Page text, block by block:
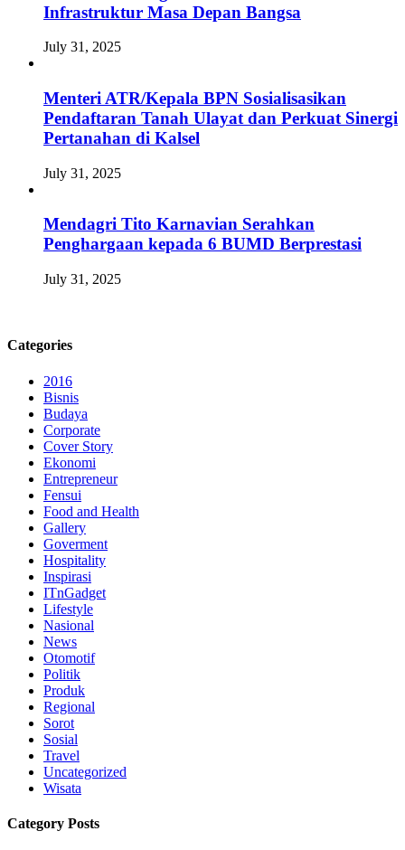
Infrastruktur Masa Depan Bangsa
July 31, 2025
Menteri ATR/Kepala BPN Sosialisasikan
Pendaftaran Tanah Ulayat dan Perkuat Sinergi
Pertanahan di Kalsel
July 31, 2025
Mendagri Tito Karnavian Serahkan
Penghargaan kepada 6 BUMD Berprestasi
July 31, 2025
Categories
2016
Bisnis
Budaya
Corporate
Cover Story
Ekonomi
Entrepreneur
Fensui
Food and Health
Gallery
Goverment
Hospitality
Inspirasi
ITnGadget
Lifestyle
Nasional
News
Otomotif
Politik
Produk
Regional
Sorot
Sosial
Travel
Uncategorized
Wisata
Category Posts